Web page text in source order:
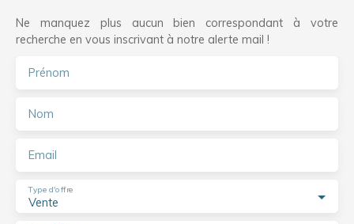
Ne manquez plus aucun bien correspondant à votre
recherche en vous inscrivant à notre alerte mail !
Prénom
Nom
Email
Vente
Type d'offre